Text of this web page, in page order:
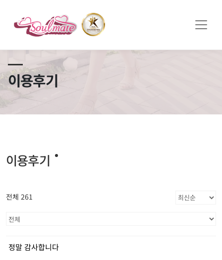
이용후기
이용후기
전체 261
정말 감사합니다
쏠메이트×토모토모 프로모션 영상 full버전 보러가기